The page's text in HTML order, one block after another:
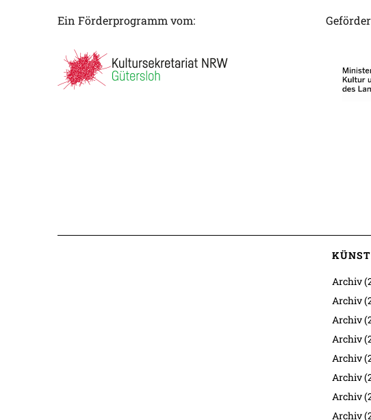
Ein Förderprogramm vom:
Archiv
Archiv
Archiv
Archiv
Archiv
Archiv
Archiv
Archiv